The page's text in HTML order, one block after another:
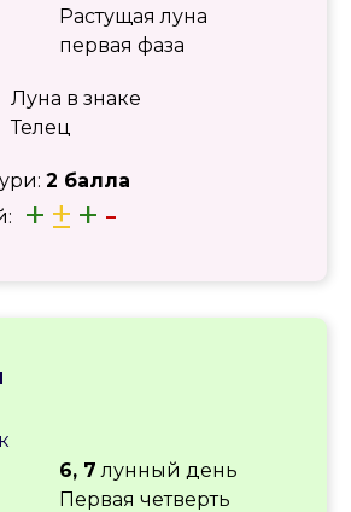
Растущая луна
первая фаза
Луна в знаке
Телец
2 балла
+ ± + -
6, 7 лунный день
Первая четверть